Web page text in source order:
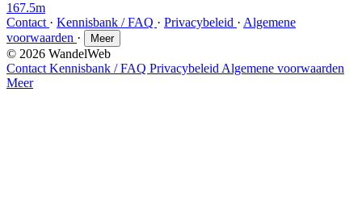
167.5m
Contact · Kennisbank / FAQ · Privacybeleid · Algemene
voorwaarden · Meer
© 2026 WandelWeb
Contact Kennisbank / FAQ Privacybeleid Algemene voorwaarden
Meer